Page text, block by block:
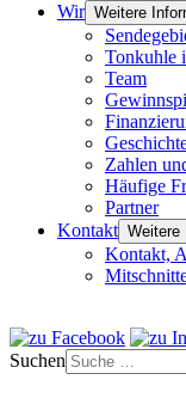
Wir Weitere
Tonkuhle
Team
Zahlen
Häufige
Partner
Kontakt Weitere
Kontakt,
Suchen